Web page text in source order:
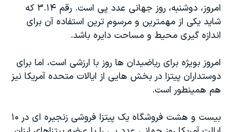
گالری عکس
آرشیو پخش زنده
اعتراضات زن، زندگی، آزادی
مجموعه مستندهای دادخواهی
تریبونال مردمی آبان ۹۸
دادگاه حمید نوری
چهل سال گروگان‌گیری
قانون شفافیت دارائی کادر رهبری ایران
اعتراضات مردمی آبان ۹۸
امروز، دوشنبه، روز جهانی عدد پی است. رقم ۳.۱۴ که
شاید یکی از مهمترین و مرسوم ترین استفاده آن برای
اندازه گیری محیط و مساحت دایره باشد.
امروز بویژه برای ریاضیدان ها روز با ارزشی است، اما برای
دوستداران پیتزا در بخش هایی از ایالات متحده آمریکا نیز
هم همینطور است.
بیست و هشت فروشگاه یک پیتزا فروشی زنجیره ای در ۱۰